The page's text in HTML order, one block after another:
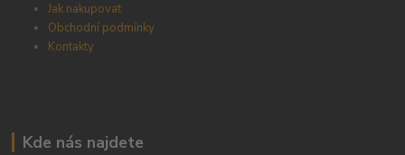
Jak nakupovat
Obchodní podmínky
Kontakty
Kde nás najdete